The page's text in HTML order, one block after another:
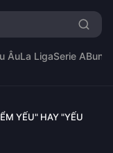
ÂuLa LigaSerie A
YẾU" HAY "YẾU